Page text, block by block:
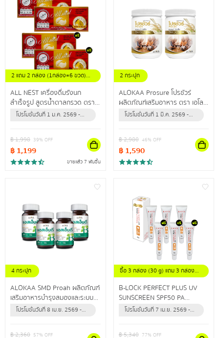
2 แถม 2 กล่อง (1กล่อง=6 ขวด)
ขนาดขวดละ 42 มล.
ALL NEST เครื่องดื่มรังนก
สำเร็จรูป สูตรน้ำตาลกรวด ตรา
ออลล์เนสท์ คัดสรรรังนกแท้
โปรโมชั่นวันที่ 1 ม.ค. 2569 -
฿1,998 39% OFF
฿1,199
ขายแล้ว 7 พันชิ้น
2 กระปุก
ALOKAA Prosure โปรชัวร์
ผลิตภัณฑ์เสริมอาหาร ตรา เอโล
ค่า โปรตีนช่วยเสริมสร้างกล้าม
โปรโมชั่นวันที่ 1 มี.ค. 2569 -
฿2,980 46% OFF
฿1,590
4 กระปุก
ALOKAA SMD Proah ผลิตภัณฑ์
เสริมอาหารบำรุงสมองและระบบ
ประสาท
โปรโมชั่นวันที่ 8 เม.ย. 2569 -
฿2,360 57% OFF
ซื้อ 3 กล่อง (30 g) แถม 3 กล่อง
(30 g)
B-LOCK PERFECT PLUS UV
SUNSCREEN SPF50 PA
+++ผลิตภัณฑ์ป้องกันแสงแดด
โปรโมชั่นวันที่ 7 เม.ย. 2569 -
฿5,340 77% OFF